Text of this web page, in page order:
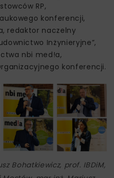
RP,
konferencji,
redaktor naczelny
Inżynieryjne”,
nbi med!a,
konferencji.
Bohatkiewicz, prof. IBDiM,